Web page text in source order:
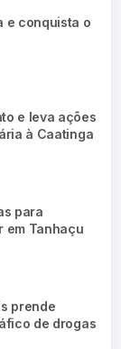
e conquista o
e leva ações
à Caatinga
para
em Tanhaçu
prende
de drogas